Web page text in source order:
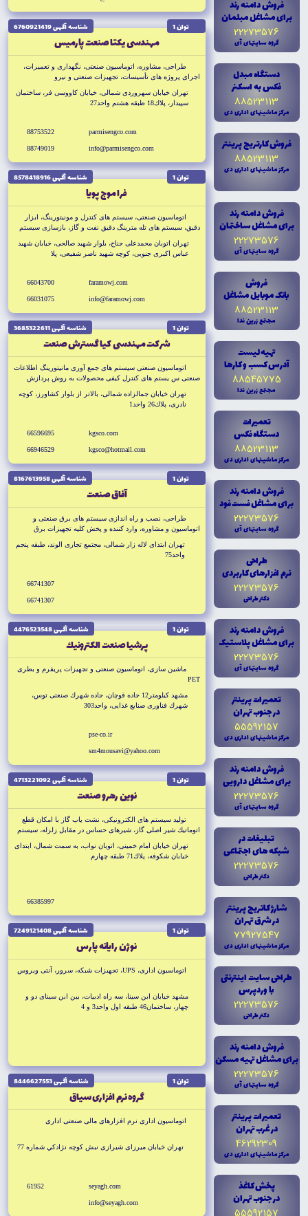
فروش دامنه رند
براى مشاغل مبلمان
22273576
گروه سايتهاى آى
دستگاه مبدل
فکس به اسکنر
88523113
مرکز ماشينهاى ادارى دى
فروش کارتريج پرينتر
88523113
مرکز ماشينهاى ادارى دى
فروش دامنه رند
براى مشاغل ساختمان
22273576
گروه سايتهاى آى
فروش
بانک موبايل مشاغل
88523113
مجتمع زرين ندا
تهيه ليست
آدرس کسب و کارها
88545775
مجتمع زرين ندا
تعميرات
دستگاه فکس
88523113
مرکز ماشينهاى ادارى دى
فروش دامنه رند
براى مشاغل فست فود
22273576
گروه سايتهاى آى
طراحى
نرم افزارهاى کاربردى
22273576
دکتر طراحى
فروش دامنه رند
براى مشاغل پلاستيک
22273576
گروه سايتهاى آى
تعميرات پرينتر
در جنوب تهران
55592157
مرکز ماشينهاى ادارى دى
فروش دامنه رند
براى مشاغل دارويى
22273576
گروه سايتهاى آى
تبليغات در
شبکه هاى اجتماعى
22273576
دکتر طراحى
شارژ کاتريج پرينتر
در شرق تهران
77927547
مرکز ماشينهاى ادارى دى
طراحى سايت اينترنتى
با وردپرس
22273576
دکتر طراحى
فروش دامنه رند
براى مشاغل تهيه مسکن
22273576
گروه سايتهاى آى
تعميرات پرينتر
در غرب تهران
46292309
مرکز ماشينهاى ادارى دى
پخش کاغذ
در جنوب تهران
توان 1 شناسه آگهى 6760921419
مهندسى يكتا صنعت پارميس
طراحى، مشاوره، اتوماسيون صنعتى، نگهدارى و تعميرات،
اجراى پروژه هاى تأسيسات، تجهيزات صنعتى و نيرو
تهران خيابان سهروردى شمالى، خيابان كاووسى فر، ساختمان
سپيدار، پلاك18 طبقه هشتم واحد27
parmisengco.com
info@parmisengco.com
88753522
88749019
توان 1 شناسه آگهى 8578418916
فرا موج پويا
اتوماسيون صنعتى، سيستم هاى كنترل و مونيتورينگ، ابزار
دقيق، سيستم هاى تله مترينگ دقيق نفت و گاز، بازسازى سيستم
تهران اتوبان محمدعلى جناح، بلوار شهيد صالحى، خيابان شهيد
عباس اكبرى جنوبى، كوچه شهيد ناصر شفيعى، پلا
faramowj.com
info@faramowj.com
66043700
66031075
توان 1 شناسه آگهى 3685322611
شركت مهندسى كيا گسترش صنعت
اتوماسيون صنعتى سيستم هاى جمع آورى مانيتورينگ اطلاعات
صنعتى س يستم هاى كنترل كيفى محصولات به روش پردازش
تهران خيابان جمالزاده شمالى، بالاتر از بلوار كشاورز، كوچه
نادرى، پلاك26 واحد1
kgsco.com
kgsco@hotmail.com
66596695
66946529
توان 1 شناسه آگهى 8167613958
آفاق صنعت
طراحى، نصب و راه اندازى سيستم هاى برق صنعتى و
اتوماسيون و مشاوره، وارد كننده و پخش كليه تجهيزات برق
برق ساختمانى
تهران ابتداى لاله زار شمالى، مجتمع تجارى الوند، طبقه پنجم
واحد75
66741307
66741307
توان 1 شناسه آگهى 4476523548
پرشيا صنعت الكترونيك
ماشين سازى، اتوماسيون صنعتى و تجهيزات پريفرم و بطرى
PET
مشهد كيلومتر12 جاده قوچان، جاده شهرك صنعتى توس،
شهرك فناورى صنايع غذايى، واحد303
pse-co.ir
sm4mousavi@yahoo.com
توان 1 شناسه آگهى 4713221092
نوين رهرو صنعت
توليد سيستم هاى الكترونيكى، نشت ياب گاز با امكان قطع
اتوماتيك شير اصلى گاز، شيرهاى حساس در مقابل زلزله، سيستم
تهران خيابان امام خمينى، اتوبان نواب، به سمت شمال، ابتداى
خيابان شكوفه، پلاك71 طبقه چهارم
66385997
توان 1 شناسه آگهى 7249121408
نوژن رايانه پارس
اتوماسيون ادارى، UPS، تجهيزات شبكه، سرور، آنتى ويروس
مشهد خيابان ابن سينا، سه راه ادبيات، بين ابن سيناى دو و
چهار، ساختمان46 طبقه اول واحد3 و 4
توان 1 شناسه آگهى 8446627553
گروه نرم افزارى سياق
اتوماسيون ادارى نرم افزارهاى مالى صنعتى ادارى
تهران خيابان ميرزاى شيرازى نبش كوچه نژادكي شماره 77
seyagh.com
info@seyagh.com
61952